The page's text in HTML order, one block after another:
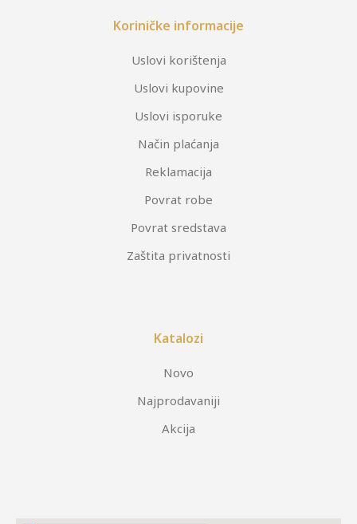
Koriničke informacije
Uslovi korištenja
Uslovi kupovine
Uslovi isporuke
Način plaćanja
Reklamacija
Povrat robe
Povrat sredstava
Zaštita privatnosti
Katalozi
Novo
Najprodavaniji
Akcija